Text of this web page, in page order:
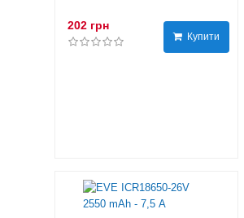
202 грн
Купити